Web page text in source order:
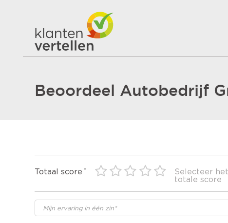
Beoordeel Autobedrijf
Totaal score
Selecteer
totale score